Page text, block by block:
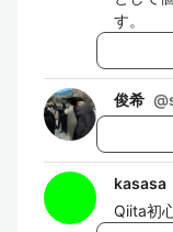
す。
俊希 @
kasasa
Qiita初